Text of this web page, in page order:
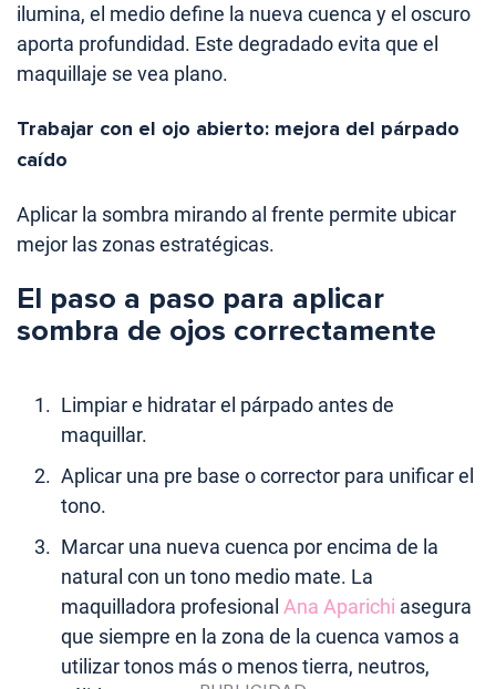
ilumina, el medio define la nueva cuenca y el oscuro
aporta profundidad. Este degradado evita que el
maquillaje se vea plano.
Trabajar con el ojo abierto: mejora del párpado
caído
Aplicar la sombra mirando al frente permite ubicar
mejor las zonas estratégicas.
El paso a paso para aplicar
sombra de ojos correctamente
Limpiar e hidratar el párpado antes de
maquillar.
Aplicar una pre base o corrector para unificar el
tono.
Marcar una nueva cuenca por encima de la
natural con un tono medio mate. La
maquilladora profesional Ana Aparichi asegura
que siempre en la zona de la cuenca vamos a
utilizar tonos más o menos tierra, neutros,